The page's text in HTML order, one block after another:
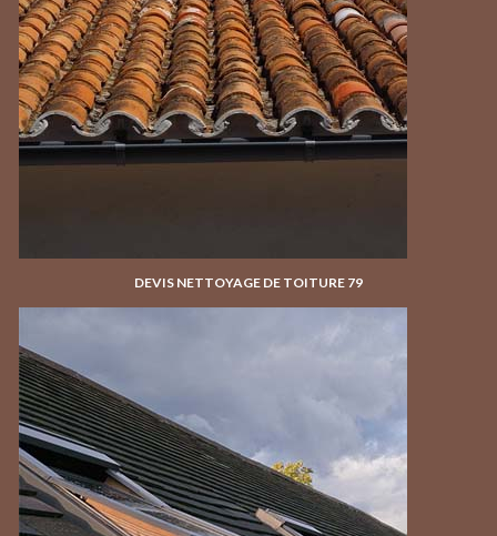
DEVIS NETTOYAGE DE TOITURE 79